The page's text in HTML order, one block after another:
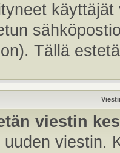
Tällä
viestin
viestin.